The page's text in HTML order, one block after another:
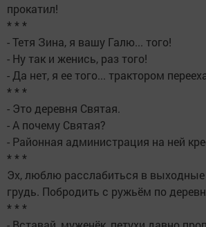
прокатил!
* * *
- Тетя Зина, я вашу Галю... того!
- Ну так и женись, раз того!
- Да нет, я ее того... трактором
* * *
- Это деревня Святая.
- А почему Святая?
- Районная администрация на ней
* * *
Эх, люблю расслабиться в
грудь. Побродить с ружьём по
* * *